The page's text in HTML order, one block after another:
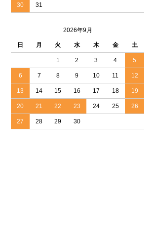
30 31
2026年9月
日 月 火 水 木 金 土
1 2 3 4 5
6 7 8 9 10 11 12
13 14 15 16 17 18 19
20 21 22 23 24 25 26
27 28 29 30